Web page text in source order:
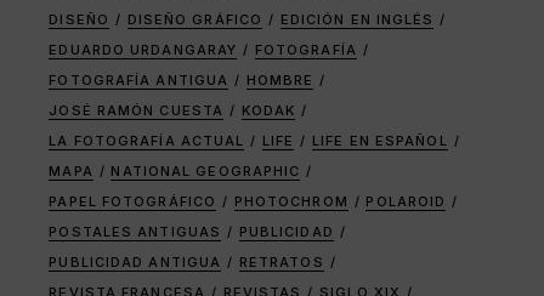
DISEÑO
DISEÑO GRÁFICO
EDICIÓN EN INGLÉS
EDUARDO URDANGARAY
FOTOGRAFÍA
FOTOGRAFÍA ANTIGUA
HOMBRE
JOSÉ RAMÓN CUESTA
KODAK
LA FOTOGRAFÍA ACTUAL
LIFE
LIFE EN ESPAÑOL
MAPA
NATIONAL GEOGRAPHIC
PAPEL FOTOGRÁFICO
PHOTOCHROM
POLAROID
POSTALES ANTIGUAS
PUBLICIDAD
PUBLICIDAD ANTIGUA
RETRATOS